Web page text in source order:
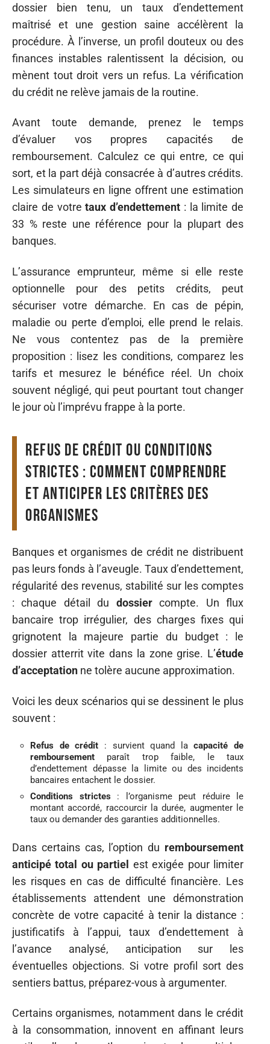
dossier bien tenu, un taux d’endettement
maîtrisé et une gestion saine accélèrent la
procédure. À l’inverse, un profil douteux ou des
finances instables ralentissent la décision, ou
mènent tout droit vers un refus. La vérification
du crédit ne relève jamais de la routine.
Avant toute demande, prenez le temps
d’évaluer vos propres capacités de
remboursement. Calculez ce qui entre, ce qui
sort, et la part déjà consacrée à d’autres crédits.
Les simulateurs en ligne offrent une estimation
claire de votretaux d’endettement : la limite de
33 % reste une référence pour la plupart des
banques.
L’assurance emprunteur, même si elle reste
optionnelle pour des petits crédits, peut
sécuriser votre démarche. En cas de pépin,
maladie ou perte d’emploi, elle prend le relais.
Ne vous contentez pas de la première
proposition : lisez les conditions, comparez les
tarifs et mesurez le bénéfice réel. Un choix
souvent négligé, qui peut pourtant tout changer
le jour où l’imprévu frappe à la porte.
Refus de crédit ou conditions
strictes : comment comprendre
et anticiper les critères des
organismes
Banques et organismes de crédit ne distribuent
pas leurs fonds à l’aveugle. Taux d’endettement,
régularité des revenus, stabilité sur les comptes
: chaque détail du dossiercompte. Un flux
bancaire trop irrégulier, des charges fixes qui
grignotent la majeure partie du budget : le
dossier atterrit vite dans la zone grise. L’étude
d’acceptation ne tolère aucune approximation.
Voici les deux scénarios qui se dessinent le plus
souvent :
Refus de crédit : survient quand lacapacité de
remboursement paraît trop faible, le taux
d’endettement dépasse la limite ou des incidents
bancaires entachent le dossier.
Conditions strictes : l’organisme peut réduire le
montant accordé, raccourcir la durée, augmenter le
taux ou demander des garanties additionnelles.
Dans certains cas, l’option du remboursement
anticipé total ou partiel est exigée pour limiter
les risques en cas de difficulté financière. Les
établissements attendent une démonstration
concrète de votre capacité à tenir la distance :
justificatifs à l’appui, taux d’endettement à
l’avance analysé, anticipation sur les
éventuelles objections. Si votre profil sort des
sentiers battus, préparez-vous à argumenter.
Certains organismes, notamment dans le crédit
à la consommation, innovent en affinant leurs